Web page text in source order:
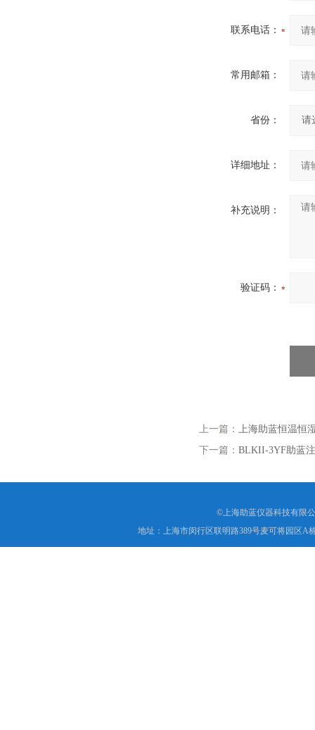
联系电话：
常用邮箱：
省份：
详细地址：
补充说明：
验证码：
上一篇： 上海助蓝恒温恒
下一篇： BLKII-3YF助蓝
©上海助蓝仪器科技有限
地址：上海市闵行区联明路389号麦可将园区A